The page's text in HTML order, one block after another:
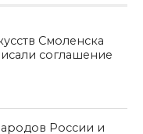
Смоленска
соглашение
России и